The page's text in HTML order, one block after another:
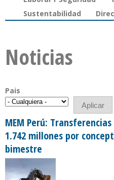
Sustentabilidad
Noticias
Pais
MEM Perú:
1.742 millones por
bimestre